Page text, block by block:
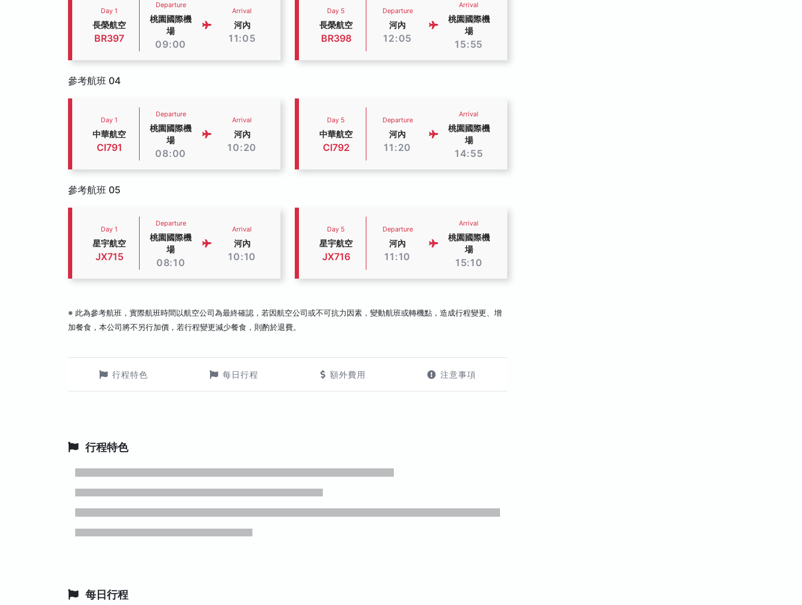
Day 1
長榮航空
BR397
Departure
桃園國際機
場
09:00
Arrival
河內
11:05
Day 5
長榮航空
BR398
Departure
河內
12:05
Arrival
桃園國際機
場
15:55
參考航班 04
Day 1
中華航空
CI791
Departure
桃園國際機
場
08:00
Arrival
河內
10:20
Day 5
中華航空
CI792
Departure
河內
11:20
Arrival
桃園國際機
場
14:55
參考航班 05
Day 1
星宇航空
JX715
Departure
桃園國際機
場
08:10
Arrival
河內
10:10
Day 5
星宇航空
JX716
Departure
河內
11:10
Arrival
桃園國際機
場
15:10
※ 此為參考航班，實際航班時間以航空公司為最終確認，若因航空公司或不可抗力因素，變動航班或轉機點，造成行程變更、增
加餐食，本公司將不另行加價，若行程變更減少餐食，則酌於退費。
行程特色 每日行程 額外費用 注意事項
行程特色
每日行程